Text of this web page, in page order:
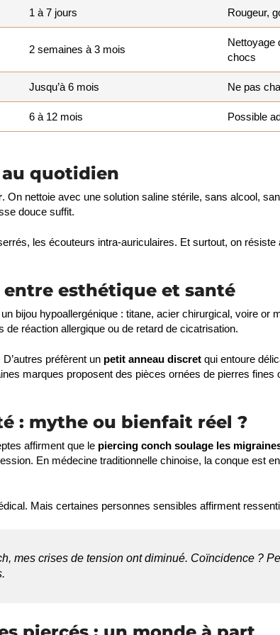
1 à 7 jours Rougeur,
2 semaines à 3 mois
Nettoyage
chocs
Jusqu’à 6 mois Ne pas
6 à 12 mois Possible
au quotidien
. On nettoie avec une solution saline stérile, sans alcool,
douce suffit.
les écouteurs intra-auriculaires. Et surtout, on résiste
esthétique et santé
bijou hypoallergénique : titane, acier chirurgical, voire or
de réaction allergique ou de retard de cicatrisation.
préfèrent un petit anneau discret qui entoure
marques proposent des pièces ornées de pierres fines
: mythe ou bienfait réel ?
affirment que le piercing conch soulage les
En médecine traditionnelle chinoise, la conque est
Mais certaines personnes sensibles affirment
mes crises de tension ont diminué. Coïncidence ?